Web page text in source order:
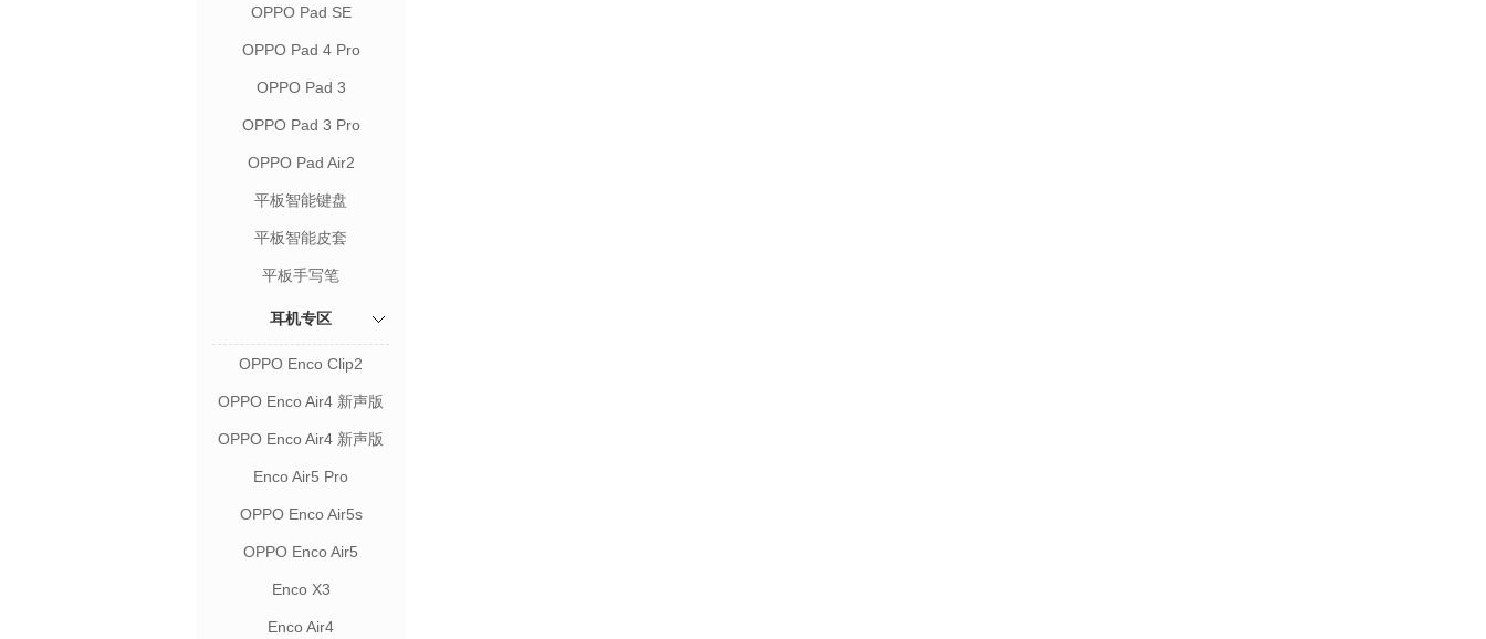
OPPO Pad SE
OPPO Pad 4 Pro
OPPO Pad 3
OPPO Pad 3 Pro
OPPO Pad Air2
平板智能键盘
平板智能皮套
平板手写笔
耳机专区
OPPO Enco Clip2
OPPO Enco Air4 新声版
OPPO Enco Air4 新声版
Enco Air5 Pro
OPPO Enco Air5s
OPPO Enco Air5
Enco X3
Enco Air4